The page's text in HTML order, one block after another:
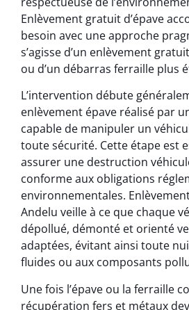
Enlèvement gratuit d’épave
besoin avec une approche
s’agisse d’un enlèvement
ou d’un débarras ferraille plus
L’intervention débute
enlèvement épave réalisé par
capable de manipuler un
toute sécurité. Cette étape est
assurer une destruction
conforme aux obligations
environnementales.
Andelu veille à ce que chaque
dépollué, démonté et orienté
adaptées, évitant ainsi toute
fluides ou aux composants
Une fois l’épave ou la ferraille
récupération fers et métaux